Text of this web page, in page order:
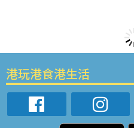
港玩港食港生活